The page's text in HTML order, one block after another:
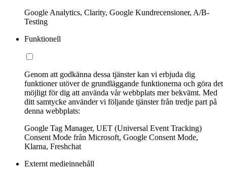
Google Analytics, Clarity, Google Kundrecensioner, A/B-
Testing
Funktionell
Genom att godkänna dessa tjänster kan vi erbjuda dig
funktioner utöver de grundläggande funktionerna och göra det
möjligt för dig att använda vår webbplats mer bekvämt. Med
ditt samtycke använder vi följande tjänster från tredje part på
denna webbplats:
Google Tag Manager, UET (Universal Event Tracking)
Consent Mode från Microsoft, Google Consent Mode,
Klarna, Freshchat
Externt medieinnehåll